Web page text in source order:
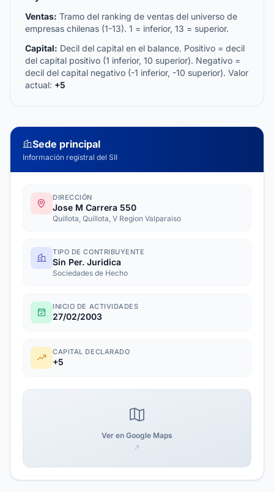
Ventas: Tramo del ranking de ventas del universo de
empresas chilenas (1-13). 1 = inferior, 13 = superior.
Capital: Decil del capital en el balance. Positivo = decil
del capital positivo (1 inferior, 10 superior). Negativo =
decil del capital negativo (-1 inferior, -10 superior). Valor
actual: +5
Sede principal
Información registral del SII
DIRECCIÓN
Jose M Carrera 550
Quillota, Quillota, V Region Valparaiso
TIPO DE CONTRIBUYENTE
Sin Per. Juridica
Sociedades de Hecho
INICIO DE ACTIVIDADES
27/02/2003
CAPITAL DECLARADO
+5
Ver en Google Maps